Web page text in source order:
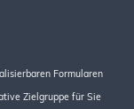
Formularen
Zielgruppe für Sie